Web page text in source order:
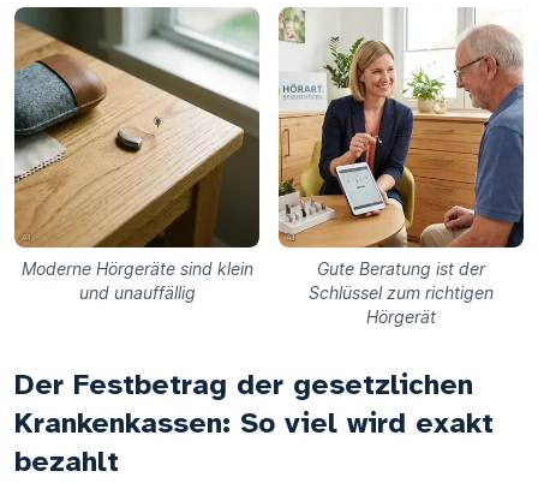
Moderne Hörgeräte sind klein
und unauffällig
Gute Beratung ist der
Schlüssel zum richtigen
Hörgerät
Der Festbetrag der gesetzlichen
Krankenkassen: So viel wird exakt
bezahlt